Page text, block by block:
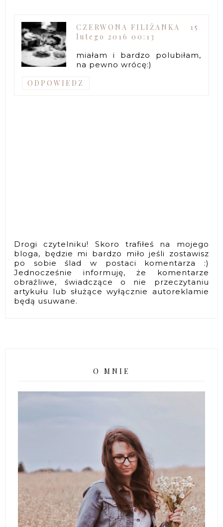
CZERWONA FILIŻANKA
15
lutego 2016 00:13
miałam i bardzo polubiłam,
na pewno wrócę:)
ODPOWIEDZ
Drogi czytelniku! Skoro trafiłeś na mojego
bloga, będzie mi bardzo miło jeśli zostawisz
po sobie ślad w postaci komentarza :)
Jednocześnie informuję, że komentarze
obraźliwe, świadczące o nie przeczytaniu
artykułu lub służące wyłącznie autoreklamie
będą usuwane.
O MNIE